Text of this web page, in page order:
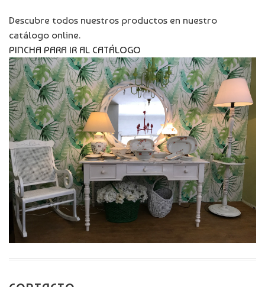
Descubre todos nuestros productos en nuestro
catálogo online.
PINCHA PARA IR AL CATÁLOGO